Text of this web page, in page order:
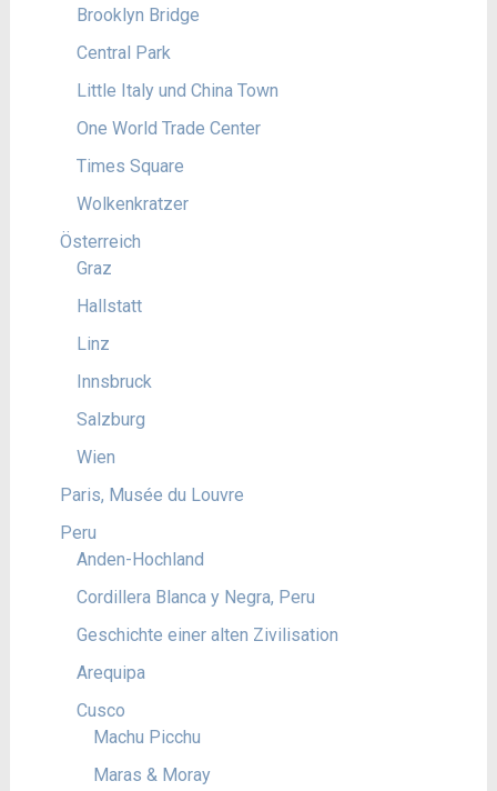
Brooklyn Bridge
Central Park
Little Italy und China Town
One World Trade Center
Times Square
Wolkenkratzer
Österreich
Graz
Hallstatt
Linz
Innsbruck
Salzburg
Wien
Paris, Musée du Louvre
Peru
Anden-Hochland
Cordillera Blanca y Negra, Peru
Geschichte einer alten Zivilisation
Arequipa
Cusco
Machu Picchu
Maras & Moray